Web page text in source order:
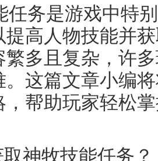
任务是游戏中特
提高人物技能并
繁多且复杂，许
。这篇文章小编
，帮助玩家轻松
神牧技能任务？